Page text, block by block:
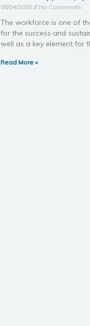
05/04/2026 No Comments
The workforce is one of
for the success and
well as a key element for
Read More »